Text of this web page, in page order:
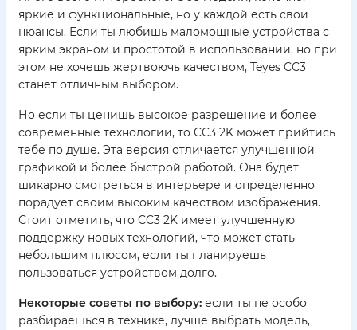
яркие и функциональные, но у каждой есть свои
нюансы. Если ты любишь маломощные устройства с
ярким экраном и простотой в использовании, но при
этом не хочешь жертвоючь качеством, Teyes CC3
станет отличным выбором.
Но если ты ценишь высокое разрешение и более
современные технологии, то CC3 2K может прийтись
тебе по душе. Эта версия отличается улучшенной
графикой и более быстрой работой. Она будет
шикарно смотреться в интерьере и определенно
порадует своим высоким качеством изображения.
Стоит отметить, что CC3 2K имеет улучшенную
поддержку новых технологий, что может стать
небольшим плюсом, если ты планируешь
пользоваться устройством долго.
Некоторые советы по выбору: если ты не особо
разбираешься в технике, лучше выбрать модель,